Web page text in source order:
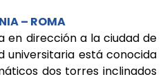
– ROMA
en dirección a la ciudad de
universitaria está conocida
dos torres inclinados